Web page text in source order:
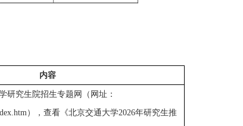
内容
研究生院招生专题网（网址：
），查看《北京交通大学2026年研究生推